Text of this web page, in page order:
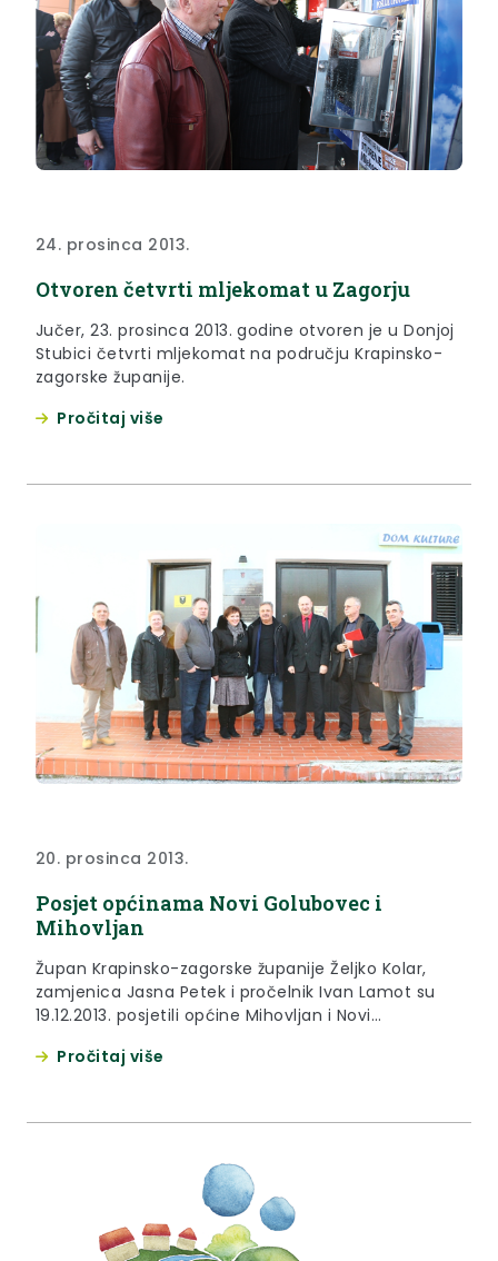
24. prosinca 2013.
Otvoren četvrti mljekomat u Zagorju
Jučer, 23. prosinca 2013. godine otvoren je u Donjoj
Stubici četvrti mljekomat na području Krapinsko-
zagorske županije.
Pročitaj više
20. prosinca 2013.
Posjet općinama Novi Golubovec i
Mihovljan
Župan Krapinsko-zagorske županije Željko Kolar,
zamjenica Jasna Petek i pročelnik Ivan Lamot su
19.12.2013. posjetili općine Mihovljan i Novi
jedinica lokalne samouprave.
Pročitaj više